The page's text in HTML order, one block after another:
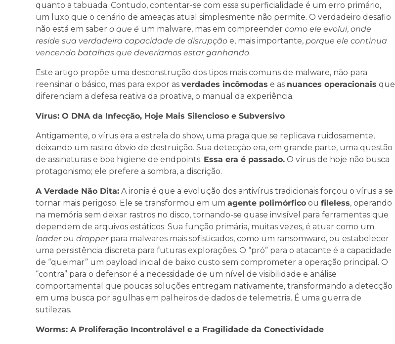
quanto a tabuada. Contudo, contentar-se com essa superficialidade é um erro primário,
um luxo que o cenário de ameaças atual simplesmente não permite. O verdadeiro desafio
não está em saber o que é um malware, mas em compreender como ele evolui, onde
reside sua verdadeira capacidade de disrupção e, mais importante, porque ele continua
vencendo batalhas que deveríamos estar ganhando.
Este artigo propõe uma desconstrução dos tipos mais comuns de malware, não para
reensinar o básico, mas para expor as verdades incômodas e as nuances operacionais que
diferenciam a defesa reativa da proativa, o manual da experiência.
Vírus: O DNA da Infecção, Hoje Mais Silencioso e Subversivo
Antigamente, o vírus era a estrela do show, uma praga que se replicava ruidosamente,
deixando um rastro óbvio de destruição. Sua detecção era, em grande parte, uma questão
de assinaturas e boa higiene de endpoints. Essa era é passado. O vírus de hoje não busca
protagonismo; ele prefere a sombra, a discrição.
A Verdade Não Dita: A ironia é que a evolução dos antivírus tradicionais forçou o vírus a se
tornar mais perigoso. Ele se transformou em um agente polimórfico ou fileless, operando
na memória sem deixar rastros no disco, tornando-se quase invisível para ferramentas que
dependem de arquivos estáticos. Sua função primária, muitas vezes, é atuar como um
loaderou dropperpara malwares mais sofisticados, como um ransomware, ou estabelecer
uma persistência discreta para futuras explorações. O “pró” para o atacante é a capacidade
de “queimar” um payload inicial de baixo custo sem comprometer a operação principal. O
“contra” para o defensor é a necessidade de um nível de visibilidade e análise
comportamental que poucas soluções entregam nativamente, transformando a detecção
em uma busca por agulhas em palheiros de dados de telemetria. É uma guerra de
sutilezas.
Worms: A Proliferação Incontrolável e a Fragilidade da Conectividade